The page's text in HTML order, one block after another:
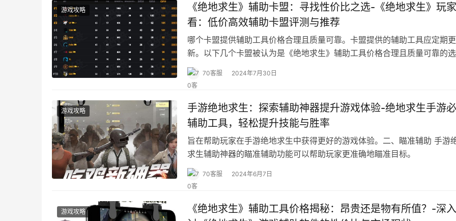
游戏攻略
《绝地求生》辅助卡盟：寻找性价比之选-《绝地求生》玩
看：低价高效辅助卡盟评测与推荐
哪个卡盟提供辅助工具价格合理且质量可靠。卡盟提供的辅助工具应定期更
新。以下几个卡盟被认为是《绝地求生》辅助工具价格合理且质量可靠的选
项。
70客服 2024年7月30日
游戏攻略
手游绝地求生：探索辅助神器提升游戏体验-绝地求生手游
辅助工具，轻松提升技能与胜率
旨在帮助玩家在手游绝地求生中获得更好的游戏体验。二、瞄准辅助 手游
求生辅助神器的瞄准辅助功能可以帮助玩家更准确地瞄准目标。
70客服 2024年6月7日
游戏攻略
《绝地求生》辅助工具价格揭秘：昂贵还是物有所值？-深